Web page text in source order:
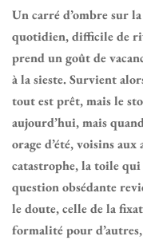
Un carré d’ombre sur
quotidien, difficile de
prend un goût de
à la sieste. Survient
tout est prêt, mais le
aujourd’hui, mais
orage d’été, voisins
catastrophe, la toile
question obsédante
le doute, celle de la
formalité pour